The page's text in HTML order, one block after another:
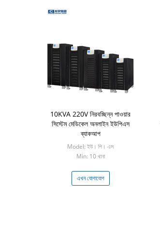
10KVA 220V নিরবচ্ছিন্ন পাওয়ার
সিস্টেম মেডিকেল অনলাইন ইউপিএস
ব্যাকআপ
Model: ইউ। পি। এস
Min: 10 খানা
এখন যোগাযোগ